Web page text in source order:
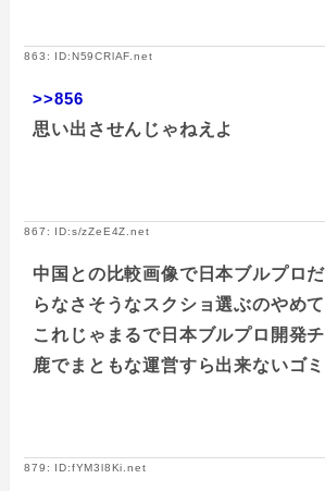
863: ID:N59CRlAF.net
>>856
思い出させんじゃねえよ
867: ID:s/zZeE4Z.net
中国との比較画像で日本ブルプロ
らなさそうなスクショ選ぶのやめ
これじゃまるで日本ブルプロ開発
鹿でまともな運営すら出来ないゴ
879: ID:fYM3l8Ki.net